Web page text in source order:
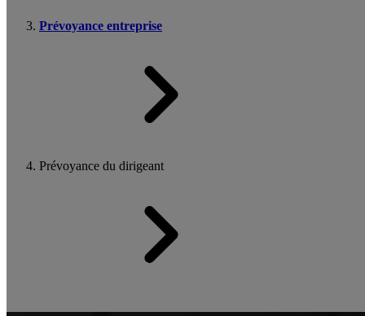
Prévoyance entreprise
Prévoyance du dirigeant